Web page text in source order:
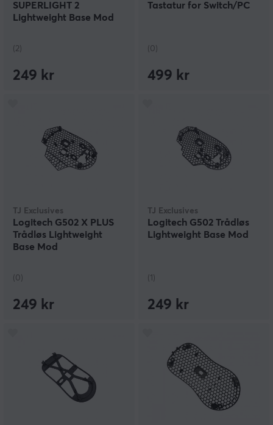
SUPERLIGHT 2
Lightweight Base Mod
(2)
249 kr
Tastatur for Switch/PC
(0)
499 kr
TJ Exclusives
Logitech G502 X PLUS
Trådløs Lightweight
Base Mod
(0)
249 kr
TJ Exclusives
Logitech G502 Trådløs
Lightweight Base Mod
(1)
249 kr